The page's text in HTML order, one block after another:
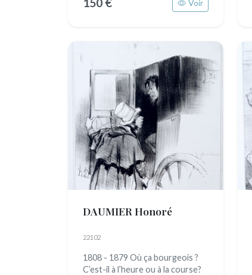
Voir
DAUMIER Honoré
22102
1808 - 1879 Où ça bourgeois ?
C’est-il à l’heure ou à la course?